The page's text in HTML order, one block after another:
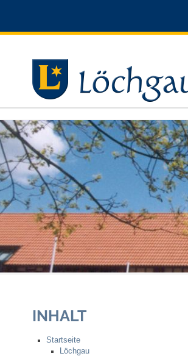
INHALT
Startseite
Löchgau